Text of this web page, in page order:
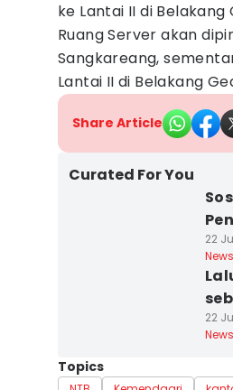
ke Lantai II di
Ruang Server akan
Sangkareang,
Lantai II di Belakang
Share Article
Curated For You
22
News
22
News
Topics